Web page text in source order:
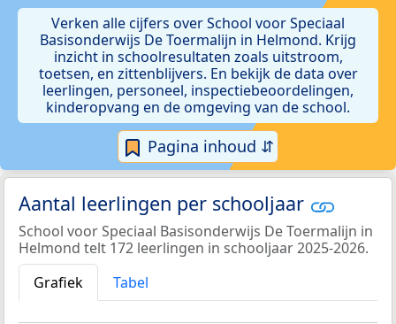
Verken alle cijfers over School voor Speciaal
Basisonderwijs De Toermalijn in Helmond. Krijg
inzicht in schoolresultaten zoals uitstroom,
toetsen, en zittenblijvers. En bekijk de data over
leerlingen, personeel, inspectiebeoordelingen,
kinderopvang en de omgeving van de school.
Pagina inhoud ⇵
Aantal leerlingen per schooljaar
School voor Speciaal Basisonderwijs De Toermalijn in
Helmond telt 172 leerlingen in schooljaar 2025-2026.
Grafiek
Tabel